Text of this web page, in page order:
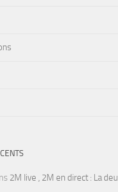
2M live , 2M en direct : La